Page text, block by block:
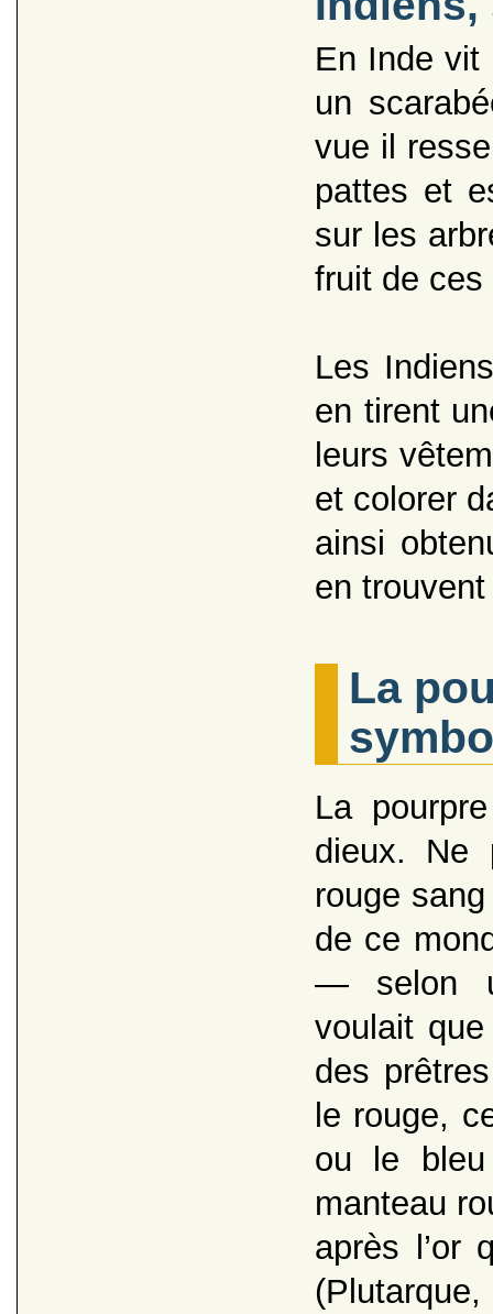
En Inde vit
un
vue il
pattes et
sur les
fruit de
Les
en tirent
leurs
et colorer
ainsi
en
La
La
dieux. Ne
rouge
de ce
— selon
voulait
des
le rouge,
ou le
manteau
après l’or